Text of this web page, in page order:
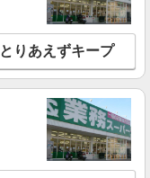
とりあえずキープ